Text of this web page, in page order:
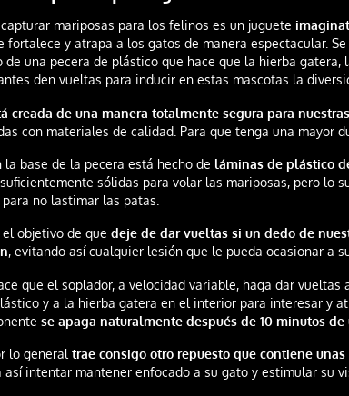
mariposas para los felinos es un juguete
fortalece y atrapa a los gatos de manera espectacular.
de una pecera de plástico que hace que la hierba gatera,
den vueltas para inducir en estas mascotas la
creada de una manera totalmente segura para
con materiales de calidad. Para que tenga una mayor
la base de la pecera está hecho de láminas de plástico
sólidas para volar las mariposas, pero lo
no lastimar las patas.
el objetivo de quedeje de dar vueltas si un dedo de
, evitando así cualquier lesión que le pueda ocasionar a
que el soplador, a velocidad variable, haga dar vueltas
y a la hierba gatera en el interior para interesar y
se apaga naturalmente después de 10 minutos de
lo generaltrae consigo otro repuesto que contiene
así intentar mantener enfocado a su gato y estimular su